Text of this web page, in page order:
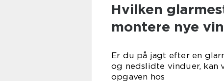
Hvilken
montere nye
Er du på jagt efter en
og nedslidte vinduer, kan